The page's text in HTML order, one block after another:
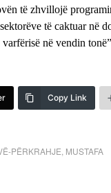
të zhvillojë
të caktuar në
në vendin
Copy Link
PËRKRAHJE MUSTAFA